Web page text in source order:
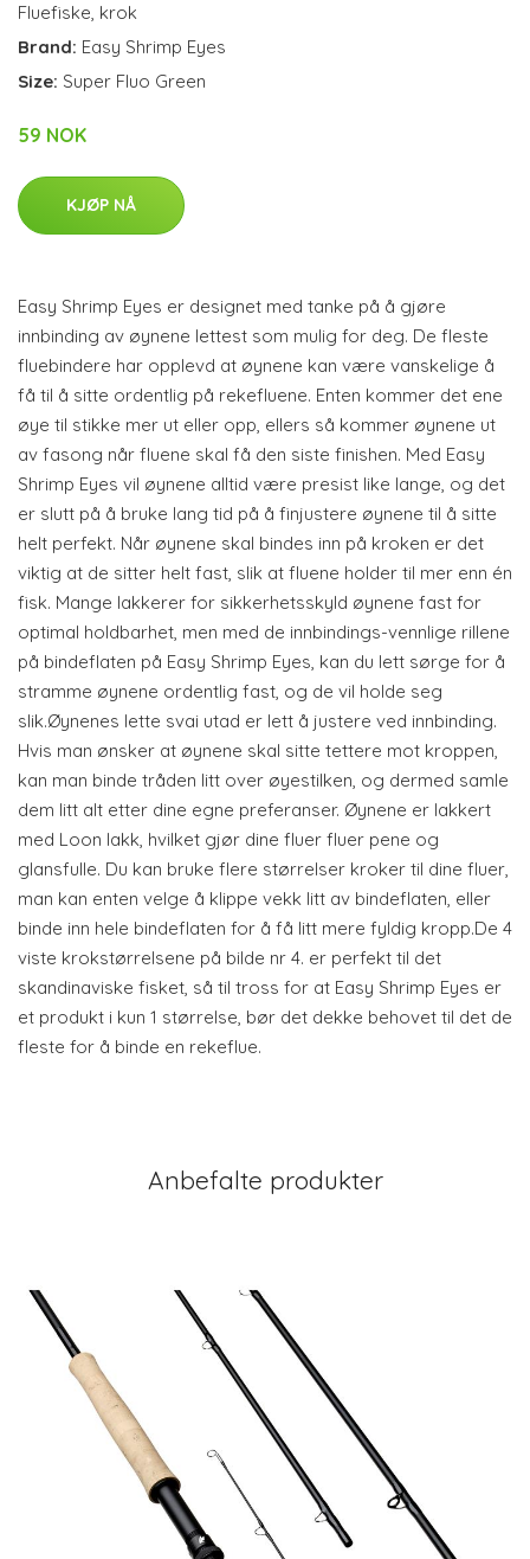
Fluefiske, krok
Brand: Easy Shrimp Eyes
Size: Super Fluo Green
59 NOK
KJØP NÅ
Easy Shrimp Eyes er designet med tanke på å gjøre
innbinding av øynene lettest som mulig for deg. De fleste
fluebindere har opplevd at øynene kan være vanskelige å
få til å sitte ordentlig på rekefluene. Enten kommer det ene
øye til stikke mer ut eller opp, ellers så kommer øynene ut
av fasong når fluene skal få den siste finishen. Med Easy
Shrimp Eyes vil øynene alltid være presist like lange, og det
er slutt på å bruke lang tid på å finjustere øynene til å sitte
helt perfekt. Når øynene skal bindes inn på kroken er det
viktig at de sitter helt fast, slik at fluene holder til mer enn én
fisk. Mange lakkerer for sikkerhetsskyld øynene fast for
optimal holdbarhet, men med de innbindings-vennlige rillene
på bindeflaten på Easy Shrimp Eyes, kan du lett sørge for å
stramme øynene ordentlig fast, og de vil holde seg
slik.Øynenes lette svai utad er lett å justere ved innbinding.
Hvis man ønsker at øynene skal sitte tettere mot kroppen,
kan man binde tråden litt over øyestilken, og dermed samle
dem litt alt etter dine egne preferanser. Øynene er lakkert
med Loon lakk, hvilket gjør dine fluer fluer pene og
glansfulle. Du kan bruke flere størrelser kroker til dine fluer,
man kan enten velge å klippe vekk litt av bindeflaten, eller
binde inn hele bindeflaten for å få litt mere fyldig kropp.De 4
viste krokstørrelsene på bilde nr 4. er perfekt til det
skandinaviske fisket, så til tross for at Easy Shrimp Eyes er
et produkt i kun 1 størrelse, bør det dekke behovet til det de
fleste for å binde en rekeflue.
Anbefalte produkter